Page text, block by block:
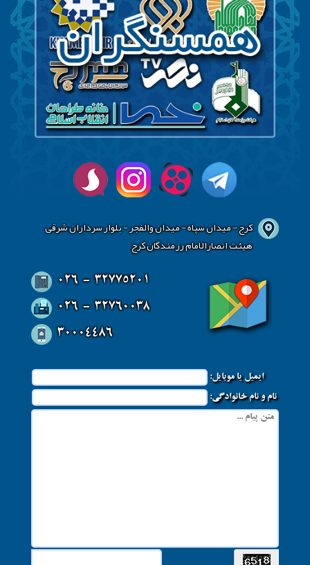
کرج - میدان سپاه - میدان والفجر - بلوار سرداران شرقی
هیئت انصارالامام رزمندگان کرج
026 - 32775201
026 - 32760038
30004486
ایمیل یا موبایل:
نام و نام خانوادگی: